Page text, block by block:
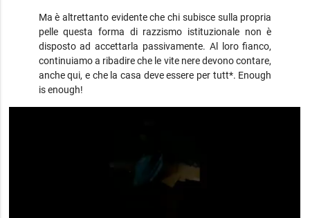
Ma è altrettanto evidente che chi subisce sulla propria
pelle questa forma di razzismo istituzionale non è
disposto ad accettarla passivamente. Al loro fianco,
continuiamo a ribadire che le vite nere devono contare,
anche qui, e che la casa deve essere per tutt*. Enough
is enough!